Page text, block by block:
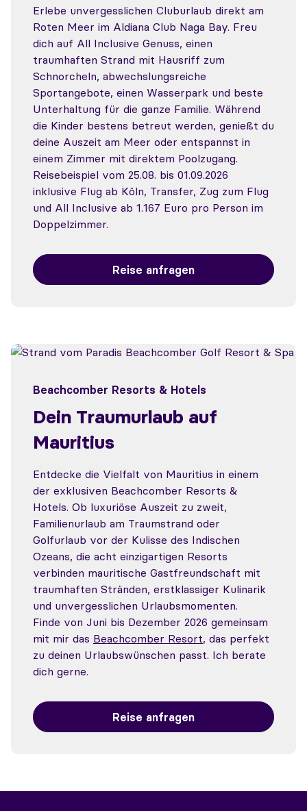
Erlebe unvergesslichen Cluburlaub direkt am
Roten Meer im Aldiana Club Naga Bay. Freu
dich auf All Inclusive Genuss, einen
traumhaften Strand mit Hausriff zum
Schnorcheln, abwechslungsreiche
Sportangebote, einen Wasserpark und beste
Unterhaltung für die ganze Familie. Während
die Kinder bestens betreut werden, genießt du
deine Auszeit am Meer oder entspannst in
einem Zimmer mit direktem Poolzugang.
Reisebeispiel vom 25.08. bis 01.09.2026
inklusive Flug ab Köln, Transfer, Zug zum Flug
und All Inclusive ab 1.167 Euro pro Person im
Doppelzimmer.
Reise anfragen
Beachcomber Resorts & Hotels
Dein Traumurlaub auf
Mauritius
Entdecke die Vielfalt von Mauritius in einem
der exklusiven Beachcomber Resorts &
Hotels. Ob luxuriöse Auszeit zu zweit,
Familienurlaub am Traumstrand oder
Golfurlaub vor der Kulisse des Indischen
Ozeans, die acht einzigartigen Resorts
verbinden mauritische Gastfreundschaft mit
traumhaften Stränden, erstklassiger Kulinarik
und unvergesslichen Urlaubsmomenten.
Finde von Juni bis Dezember 2026 gemeinsam
mit mir das Beachcomber Resort, das perfekt
zu deinen Urlaubswünschen passt. Ich berate
dich gerne.
Reise anfragen